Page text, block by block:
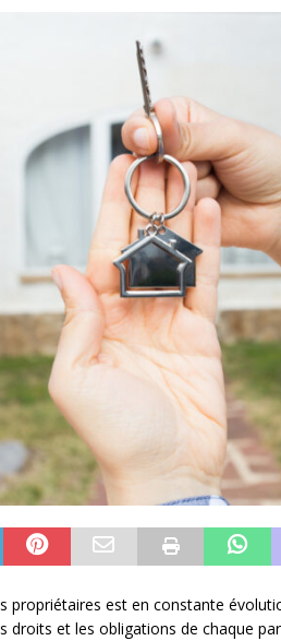
propriétaires est en constante
droits et les obligations de chaque